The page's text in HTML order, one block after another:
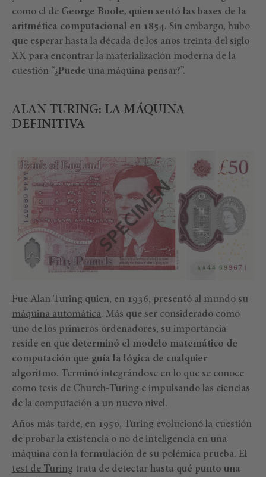
como el de George Boole, quien sentó las bases de la
aritmética computacional en 1854. Sin embargo, hubo
que esperar hasta la década de los años treinta del siglo
XX para encontrar la materialización moderna de la
cuestión “¿Puede una máquina pensar?”.
ALAN TURING: LA MÁQUINA
DEFINITIVA
Fue Alan Turing quien, en 1936, presentó al mundo su
máquina automática. Más que ser considerado como
uno de los primeros ordenadores, su importancia
reside en que determinó el modelo matemático de
computación que guía la lógica de cualquier
algoritmo. Terminó integrándose en lo que se conoce
como tesis de Church-Turing e impulsando las ciencias
de la computación a un nuevo nivel.
Años más tarde, en 1950, Turing evolucionó la cuestión
de probar la existencia o no de inteligencia en una
máquina con la formulación de su polémica prueba. El
test de Turing trata de detectar hasta qué punto una